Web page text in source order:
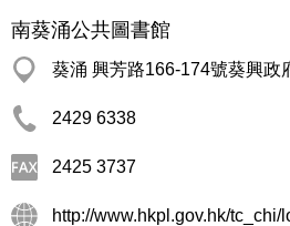
南葵涌公共圖書館
葵涌 興芳路166-174號葵興政
2429 6338
2425 3737
http://www.hkpl.gov.hk/